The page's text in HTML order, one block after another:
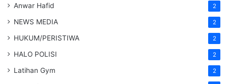
Anwar Hafid 2
NEWS MEDIA 2
HUKUM/PERISTIWA 2
HALO POLISI 2
Latihan Gym 2